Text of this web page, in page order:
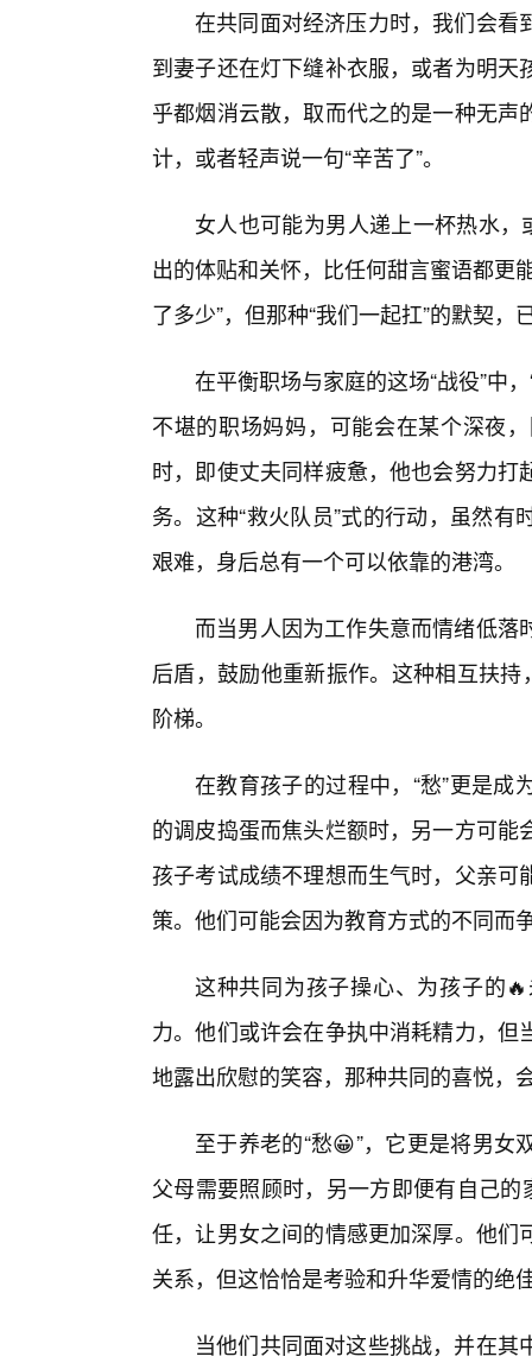
在共同面对经济压力时，我们会看
到妻子还在灯下缝补衣服，或者为明
乎都烟消云散，取而代之的是一种无
计，或者轻声说一句“辛苦了”。
女人也可能为男人递上一杯热水，
出的体贴和关怀，比任何甜言蜜语都更
了多少”，但那种“我们一起扛”的默契，
在平衡职场与家庭的这场“战役”中
不堪的职场妈妈，可能会在某个深夜
时，即使丈夫同样疲惫，他也会努力
务。这种“救火队员”式的行动，虽然
艰难，身后总有一个可以依靠的港湾。
而当男人因为工作失意而情绪低
后盾，鼓励他重新振作。这种相互扶
阶梯。
在教育孩子的过程中，“愁”更是
的调皮捣蛋而焦头烂额时，另一方可
孩子考试成绩不理想而生气时，父亲
策。他们可能会因为教育方式的不同而
这种共同为孩子操心、为孩子的
力。他们或许会在争执中消耗精力，
地露出欣慰的笑容，那种共同的喜悦，
至于养老的“愁😀”，它更是将男
父母需要照顾时，另一方即便有自己
任，让男女之间的情感更加深厚。他
关系，但这恰恰是考验和升华爱情的绝
当他们共同面对这些挑战，并在